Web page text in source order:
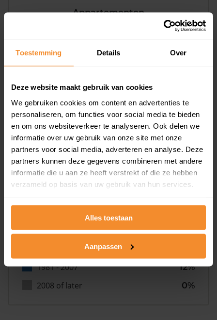
Toestemming Details Over
Deze website maakt gebruik van cookies
We gebruiken cookies om content en advertenties te
personaliseren, om functies voor social media te bieden
en om ons websiteverkeer te analyseren. Ook delen we
informatie over uw gebruik van onze site met onze
partners voor social media, adverteren en analyse. Deze
partners kunnen deze gegevens combineren met andere
informatie die u aan ze heeft verstrekt of die ze hebben
verzameld op basis van uw gebruik van hun services.
Alles toestaan
Aanpassen
Appartementen
aandeel van totale woningen
Bouwjaar
T/m 1945
55%
1981 - 2007
12%
2008 of later
0%